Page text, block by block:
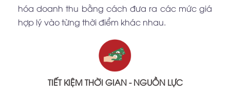
hóa doanh thu bằng cách đưa ra các mức giá
hợp lý vào từng thời điểm khác nhau.
TIẾT KIỆM THỜI GIAN - NGUỒN LỰC